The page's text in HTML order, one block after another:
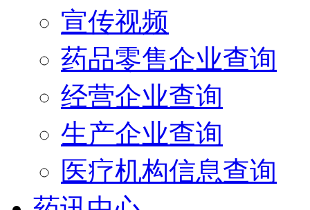
宣传视频
药品零售企业查询
经营企业查询
生产企业查询
医疗机构信息查询